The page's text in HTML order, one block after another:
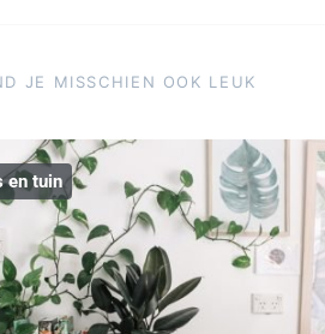
JE MISSCHIEN OOK LEUK
en tuin